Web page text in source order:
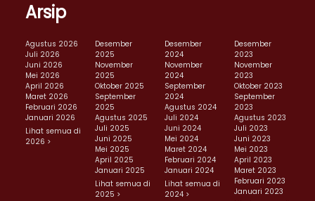
Arsip
Agustus 2026
Juli 2026
Juni 2026
Mei 2026
April 2026
Maret 2026
Februari 2026
Januari 2026
Lihat semua di
2026 >
Desember
2025
November
2025
Oktober 2025
September
2025
Agustus 2025
Juli 2025
Juni 2025
Mei 2025
April 2025
Januari 2025
Lihat semua di
2025 >
Desember
2024
November
2024
September
2024
Agustus 2024
Juli 2024
Juni 2024
Mei 2024
Maret 2024
Februari 2024
Januari 2024
Lihat semua di
2024 >
Desember
2023
November
2023
Oktober 2023
September
2023
Agustus 2023
Juli 2023
Juni 2023
Mei 2023
April 2023
Maret 2023
Februari 2023
Januari 2023